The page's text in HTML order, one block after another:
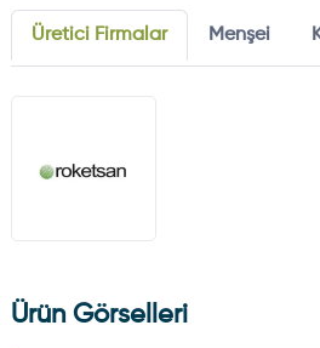
Üretici Firmalar Menşei
Ürün Görselleri